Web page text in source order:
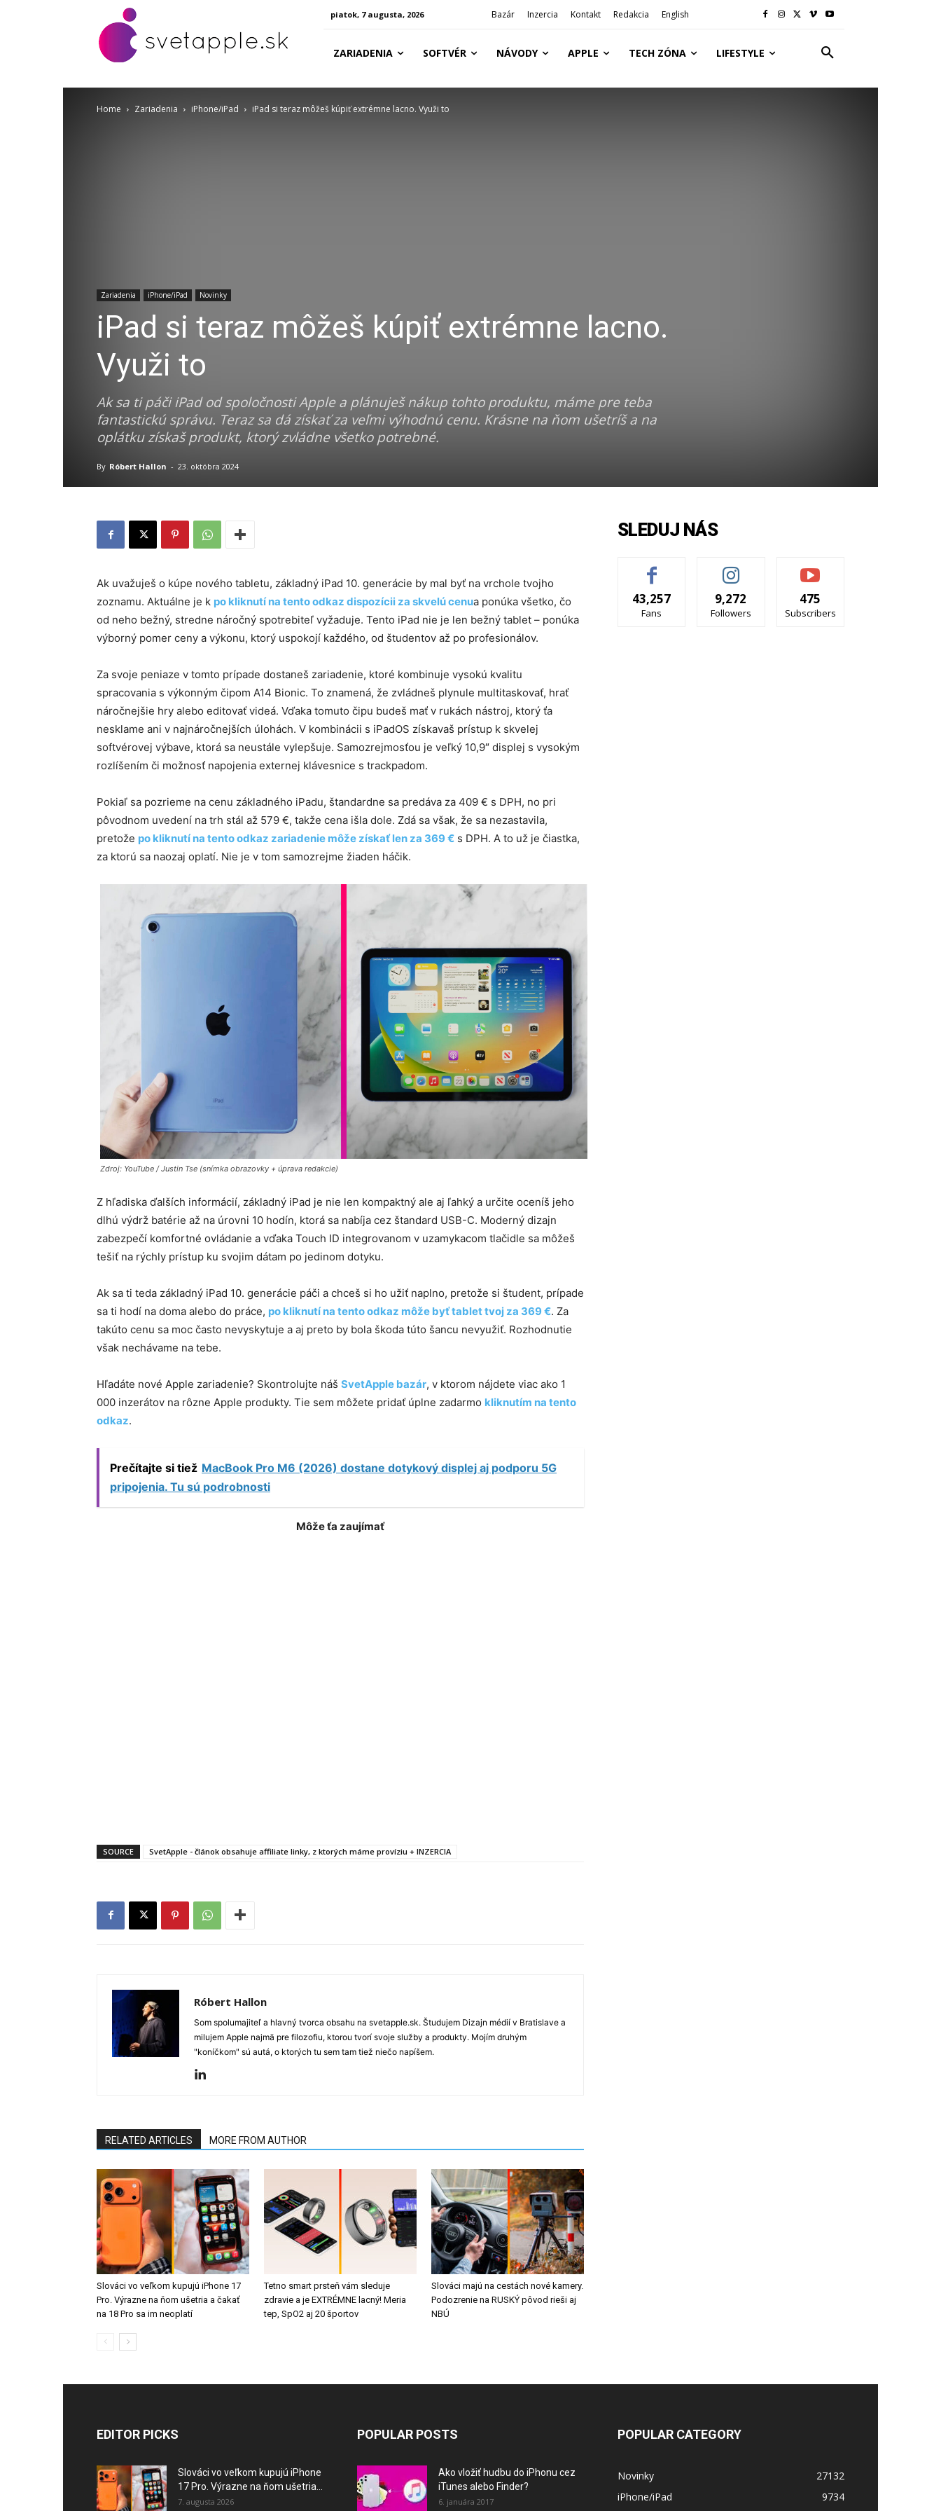
piatok, 7 augusta, 2026 Bazár Inzercia Kontakt Redakcia English
ZARIADENIA SOFTVÉR NÁVODY APPLE TECH ZÓNA LIFESTYLE
Home Zariadenia iPhone/iPad iPad si teraz môžeš kúpiť extrémne lacno. Využi to
Zariadenia iPhone/iPad Novinky
iPad si teraz môžeš kúpiť extrémne lacno.
Využi to
Ak sa ti páči iPad od spoločnosti Apple a plánuješ nákup tohto produktu, máme pre teba
fantastickú správu. Teraz sa dá získať za veľmi výhodnú cenu. Krásne na ňom ušetríš a na
oplátku získaš produkt, ktorý zvládne všetko potrebné.
By Róbert Hallon - 23. októbra 2024
Ak uvažuješ o kúpe nového tabletu, základný iPad 10. generácie by mal byť na vrchole tvojho
zoznamu. Aktuálne je k po kliknutí na tento odkaz dispozícii za skvelú cenua ponúka všetko, čo
od neho bežný, stredne náročný spotrebiteľ vyžaduje. Tento iPad nie je len bežný tablet – ponúka
výborný pomer ceny a výkonu, ktorý uspokojí každého, od študentov až po profesionálov.
Za svoje peniaze v tomto prípade dostaneš zariadenie, ktoré kombinuje vysokú kvalitu
spracovania s výkonným čipom A14 Bionic. To znamená, že zvládneš plynule multitaskovať, hrať
náročnejšie hry alebo editovať videá. Vďaka tomuto čipu budeš mať v rukách nástroj, ktorý ťa
nesklame ani v najnáročnejších úlohách. V kombinácii s iPadOS získavaš prístup k skvelej
softvérovej výbave, ktorá sa neustále vylepšuje. Samozrejmosťou je veľký 10,9″ displej s vysokým
rozlíšením či možnosť napojenia externej klávesnice s trackpadom.
Pokiaľ sa pozrieme na cenu základného iPadu, štandardne sa predáva za 409 € s DPH, no pri
pôvodnom uvedení na trh stál až 579 €, takže cena išla dole. Zdá sa však, že sa nezastavila,
pretože po kliknutí na tento odkaz zariadenie môže získať len za 369 € s DPH. A to už je čiastka,
za ktorú sa naozaj oplatí. Nie je v tom samozrejme žiaden háčik.
Zdroj: YouTube / Justin Tse (snímka obrazovky + úprava redakcie)
Z hľadiska ďalších informácií, základný iPad je nie len kompaktný ale aj ľahký a určite oceníš jeho
dlhú výdrž batérie až na úrovni 10 hodín, ktorá sa nabíja cez štandard USB-C. Moderný dizajn
zabezpečí komfortné ovládanie a vďaka Touch ID integrovanom v uzamykacom tlačidle sa môžeš
tešiť na rýchly prístup ku svojim dátam po jedinom dotyku.
Ak sa ti teda základný iPad 10. generácie páči a chceš si ho užiť naplno, pretože si študent, prípade
sa ti hodí na doma alebo do práce, po kliknutí na tento odkaz môže byť tablet tvoj za 369 €. Za
takúto cenu sa moc často nevyskytuje a aj preto by bola škoda túto šancu nevyužiť. Rozhodnutie
však nechávame na tebe.
Hľadáte nové Apple zariadenie? Skontrolujte náš SvetApple bazár, v ktorom nájdete viac ako 1
000 inzerátov na rôzne Apple produkty. Tie sem môžete pridať úplne zadarmo kliknutím na tento
odkaz.
Prečítajte si tiež MacBook Pro M6 (2026) dostane dotykový displej aj podporu 5G
pripojenia. Tu sú podrobnosti
Môže ťa zaujímať
SOURCE SvetApple - článok obsahuje affiliate linky, z ktorých máme províziu + INZERCIA
Róbert Hallon
Som spolumajiteľ a hlavný tvorca obsahu na svetapple.sk. Študujem Dizajn médií v Bratislave a
milujem Apple najmä pre filozofiu, ktorou tvorí svoje služby a produkty. Mojím druhým
"koníčkom" sú autá, o ktorých tu sem tam tiež niečo napíšem.
RELATED ARTICLES MORE FROM AUTHOR
Slováci vo veľkom kupujú iPhone 17
Pro. Výrazne na ňom ušetria a čakať
na 18 Pro sa im neoplatí
Tetno smart prsteň vám sleduje
zdravie a je EXTRÉMNE lacný! Meria
tep, SpO2 aj 20 športov
Slováci majú na cestách nové kamery.
Podozrenie na RUSKÝ pôvod rieši aj
NBÚ
SLEDUJ NÁS
43,257
Fans
9,272
Followers
475
Subscribers
EDITOR PICKS
Slováci vo veľkom kupujú iPhone
17 Pro. Výrazne na ňom ušetria...
7. augusta 2026
POPULAR POSTS
Ako vložiť hudbu do iPhonu cez
iTunes alebo Finder?
6. januára 2017
POPULAR CATEGORY
Novinky
27132
iPhone/iPad
9734